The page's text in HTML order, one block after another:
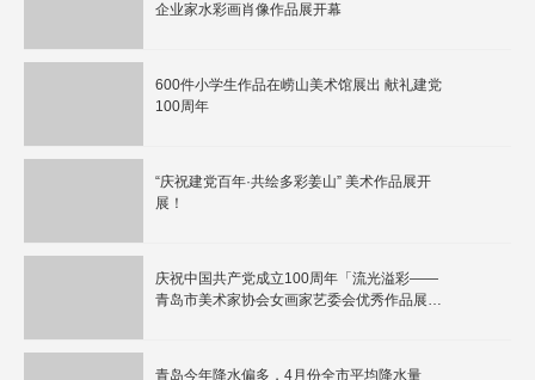
企业家水彩画肖像作品展开幕
600件小学生作品在崂山美术馆展出 献礼建党
100周年
“庆祝建党百年·共绘多彩姜山” 美术作品展开
展！
庆祝中国共产党成立100周年「流光溢彩——
青岛市美术家协会女画家艺委会优秀作品展」
青岛今年降水偏多，4月份全市平均降水量